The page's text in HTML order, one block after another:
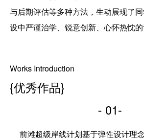
与后期评估等多种方法，生动展现了
设中严谨治学、锐意创新、心怀热忱的
Works Introduction
{优秀作品}
- 01-
前滩超级岸线计划基于弹性设计理